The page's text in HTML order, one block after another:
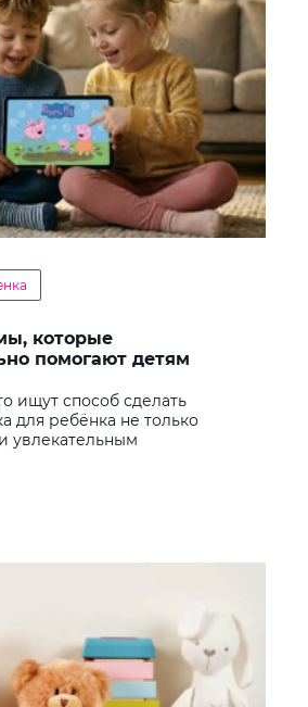
которые
помогают детям
ищут способ сделать
для ребёнка не только
увлекательным